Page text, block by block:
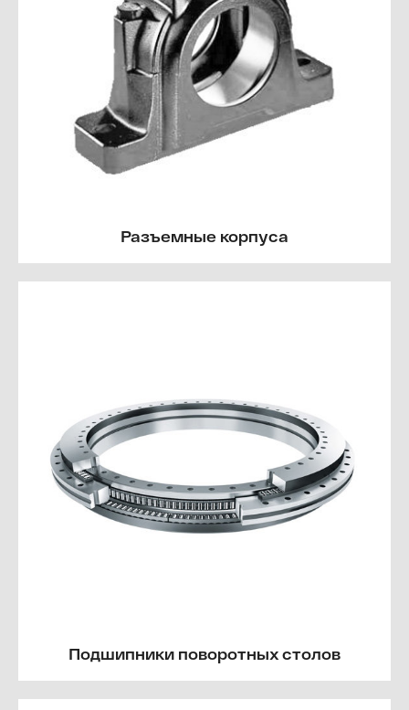
Разъемные корпуса
Подшипники поворотных столов